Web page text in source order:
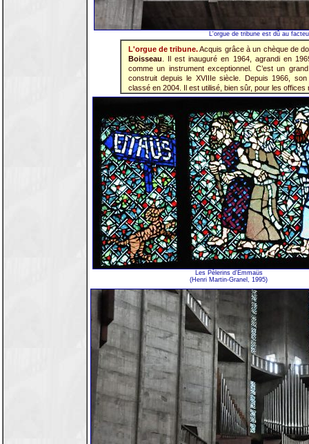
L'orgue de tribune est dû au
L'orgue de tribune.Acquis grâce à un chèque de
Boisseau . Il est inauguré en 1964, agrandi en
comme un instrument exceptionnel. C’est un
construit depuis le XVIIIe siècle. Depuis 1966,
classé en 2004. Il est utilisé, bien sûr, pour les
Les Pèlerins d'Emmaüs
(Henri Martin-Granel, 1995)